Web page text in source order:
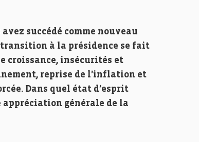
succédé comme nouveau
transition à la présidence se fait
croissance, insécurités et
reprise de l’inflation et
Dans quel état d’esprit
appréciation générale de la